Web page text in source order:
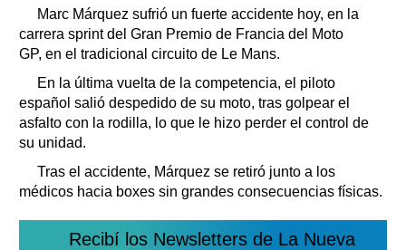
Marc Márquez sufrió un fuerte accidente hoy, en la
carrera sprint del Gran Premio de Francia del Moto
GP, en el tradicional circuito de Le Mans.
En la última vuelta de la competencia, el piloto
español salió despedido de su moto, tras golpear el
asfalto con la rodilla, lo que le hizo perder el control de
su unidad.
Tras el accidente, Márquez se retiró junto a los
médicos hacia boxes sin grandes consecuencias físicas.
Recibí los Newsletters de La Nueva